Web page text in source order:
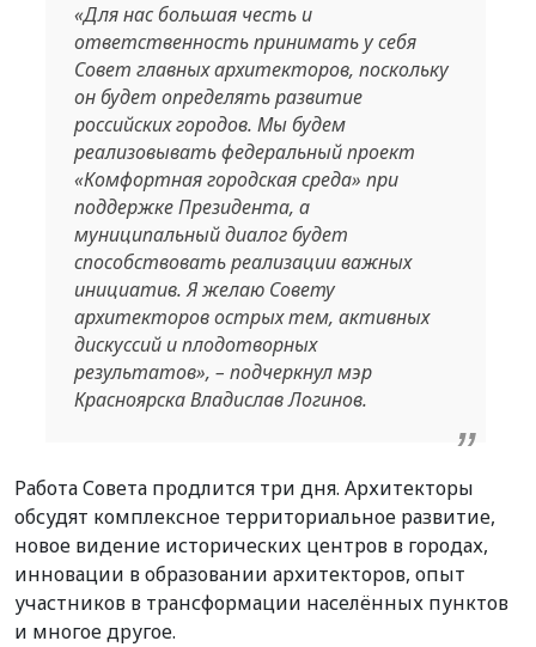
«Для нас большая честь и
ответственность принимать у себя
Совет главных архитекторов, поскольку
он будет определять развитие
российских городов. Мы будем
реализовывать федеральный проект
«Комфортная городская среда» при
поддержке Президента, а
муниципальный диалог будет
способствовать реализации важных
инициатив. Я желаю Совету
архитекторов острых тем, активных
дискуссий и плодотворных
результатов», – подчеркнул мэр
Красноярска Владислав Логинов.
Работа Совета продлится три дня. Архитекторы
обсудят комплексное территориальное развитие,
новое видение исторических центров в городах,
инновации в образовании архитекторов, опыт
участников в трансформации населённых пунктов
и многое другое.